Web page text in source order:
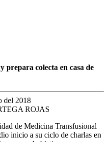
colecta en casa de
del 2018
ROJAS
de Medicina Transfusional
inicio a su ciclo de charlas en